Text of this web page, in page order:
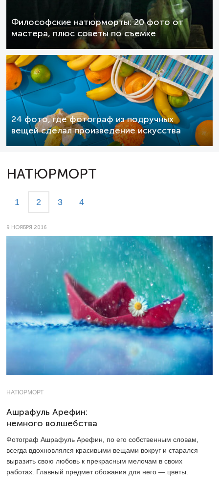
Философские натюрморты: 20 фото от
мастера, плюс советы по съемке
24 фото, где фотограф из подручных
вещей сделал произведение искусства
НАТЮРМОРТ
1 2 3 4
9 НОЯБРЯ 2016
НАТЮРМОРТ
Ашрафуль Арефин:
немного волшебства
Фотограф Ашрафуль Арефин, по его собственным словам,
всегда вдохновлялся красивыми вещами вокруг и старался
выразить свою любовь к прекрасным мелочам в своих
работах. Главный предмет обожания для него — цветы.